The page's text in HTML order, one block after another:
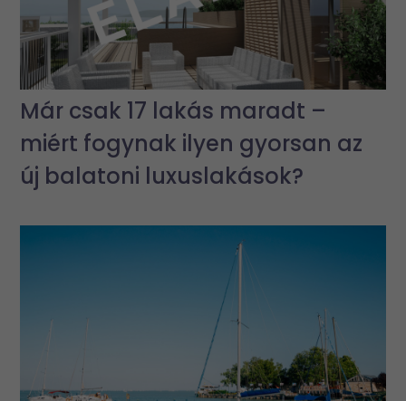
Már csak 17 lakás maradt –
miért fogynak ilyen gyorsan az
új balatoni luxuslakások?